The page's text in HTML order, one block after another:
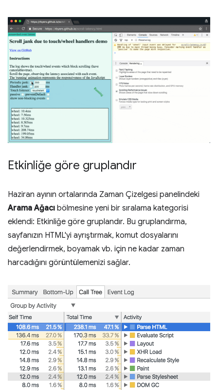
Etkinliğe göre gruplandır
Haziran ayının ortalarında Zaman Çizelgesi panelindeki
Arama Ağacı bölmesine yeni bir sıralama kategorisi
eklendi: Etkinliğe göre gruplandır. Bu gruplandırma,
sayfanızın HTML'yi ayrıştırmak, komut dosyalarını
değerlendirmek, boyamak vb. için ne kadar zaman
harcadığını görüntülemenizi sağlar.